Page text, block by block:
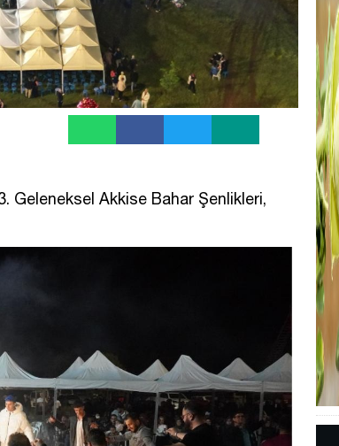
Geleneksel Akkise Bahar Şenlikleri,